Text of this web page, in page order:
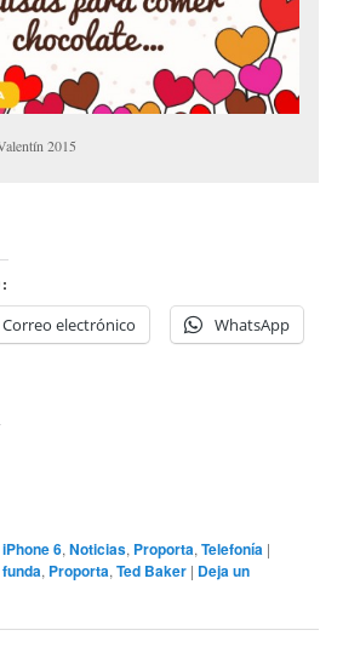
2015
Correo electrónico WhatsApp
iPhone 6,Noticias, Proporta,Telefonía |
, Proporta,Ted Baker | Deja un